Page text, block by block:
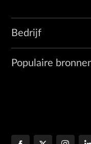
Bedrijf
Populaire